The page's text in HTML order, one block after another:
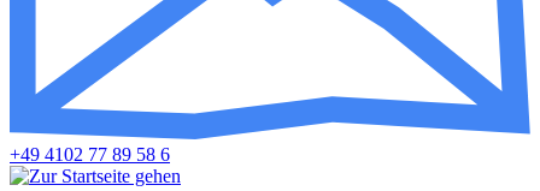
+49 4102 77 89 58 6